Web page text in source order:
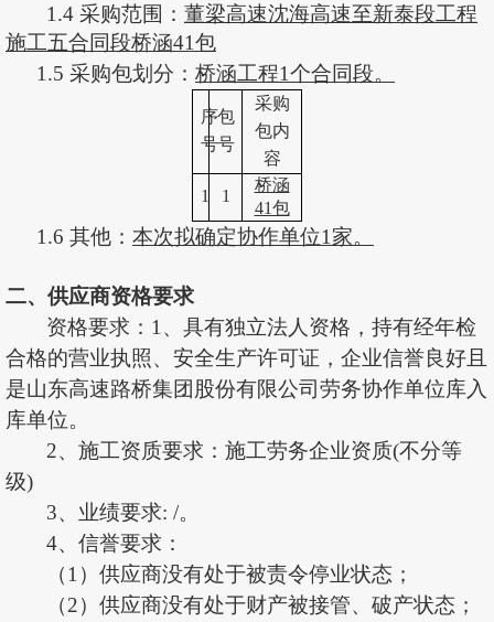
1.4 采购范围： 董梁高速沈海高速至新泰段工程
施工五合同段桥涵41包
1.5 采购包划分： 桥涵工程1个合同段。
序
号
包
号
采购
包内
容
1
1
桥涵
41包
1.6 其他： 本次拟确定协作单位1 家。
二、供应商资格要求
资格要求： 1、具有独立法人资格，持有经年检
合格的营业执照、安全生产许可证，企业信誉良好且
是山东高速路桥集团股份有限公司劳务协作单位库入
库单位。
2、 施工资质要求：施工劳务企业资质(不分等
级)
3、业绩要求: /。
4、 信誉要求 ：
（1）供应商没有处于被责令停业状态；
（2）供应商没有处于财产被接管、破产状态；